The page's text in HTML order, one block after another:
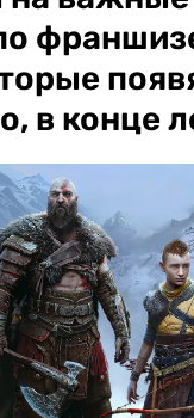
в конце